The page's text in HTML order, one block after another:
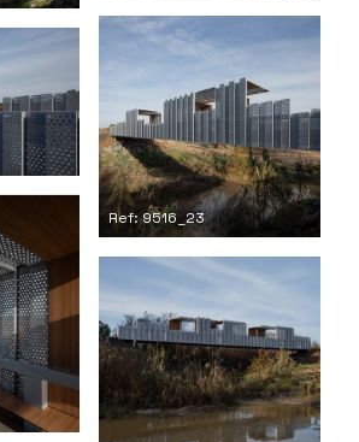
Ref: 9516_23